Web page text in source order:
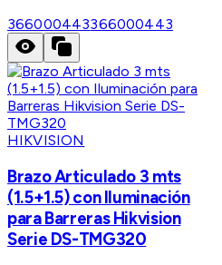
366000443366000443
HIKVISION
Brazo Articulado 3 mts
(1.5+1.5) con Iluminación
para Barreras Hikvision
Serie DS-TMG320